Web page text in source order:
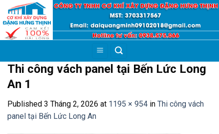
Skip
content
Thi công vách panel tại Bến Lức Long
An 1
Published 3 Tháng 2, 2026 at 1195 × 954 in Thi công vách
panel tại Bến Lức Long An